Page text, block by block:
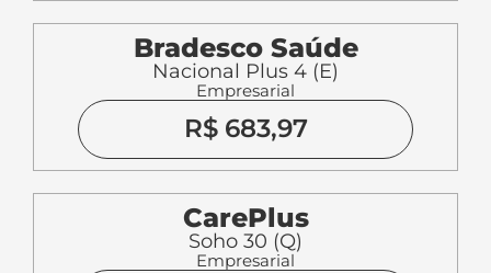
Bradesco Saúde
Nacional Plus 4 (E)
Empresarial
R$ 683,97
CarePlus
Soho 30 (Q)
Empresarial